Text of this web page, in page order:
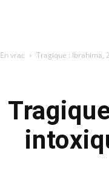
En vrac Tragique : Ibrahima,